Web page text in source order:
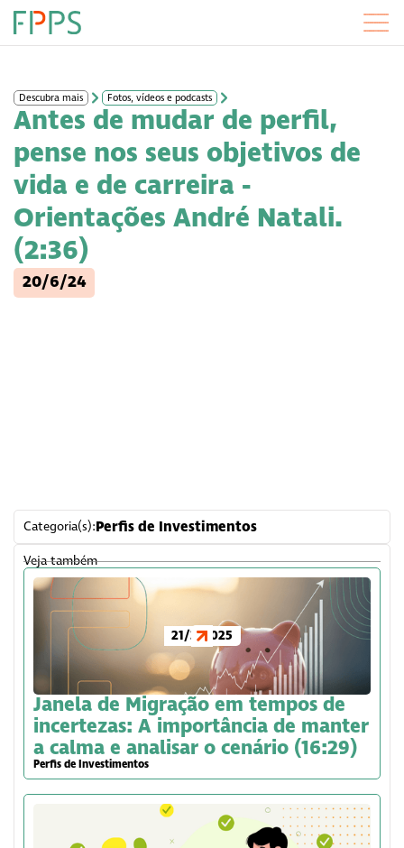
Descubra mais Fotos, vídeos e podcasts
Antes de mudar de perfil,
pense nos seus objetivos de
vida e de carreira -
Orientações André Natali.
(2:36)
20/6/24
Categoria(s):Perfis de Investimentos
Veja também
21/3/2025
Janela de Migração em tempos de
incertezas: A importância de manter
a calma e analisar o cenário (16:29)
Perfis de Investimentos